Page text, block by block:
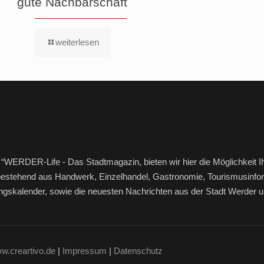
weiterlesen
Life - Das Stadtmagazin, bieten wir hier die Möglichkeit
aus Handwerk, Einzelhandel, Gastronomie,
sowie die neuesten Nachrichten aus der Stadt Werder
| Impressum | Datenschutz